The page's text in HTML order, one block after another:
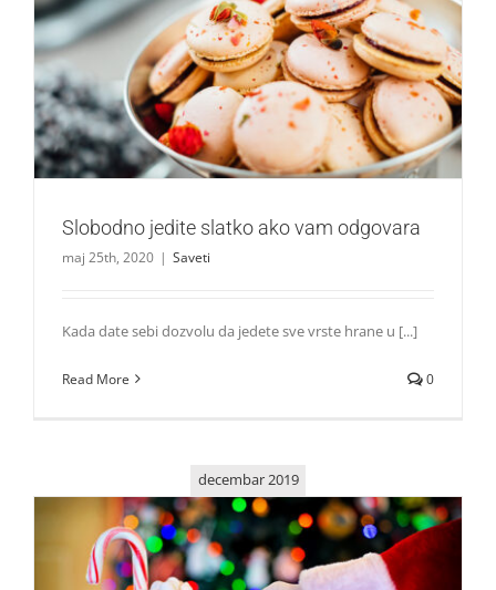
Slobodno jedite slatko ako vam odgovara
Saveti
Slobodno jedite slatko ako vam odgovara
maj 25th, 2020 | Saveti
Kada date sebi dozvolu da jedete sve vrste hrane u [...]
Read More 0
decembar 2019